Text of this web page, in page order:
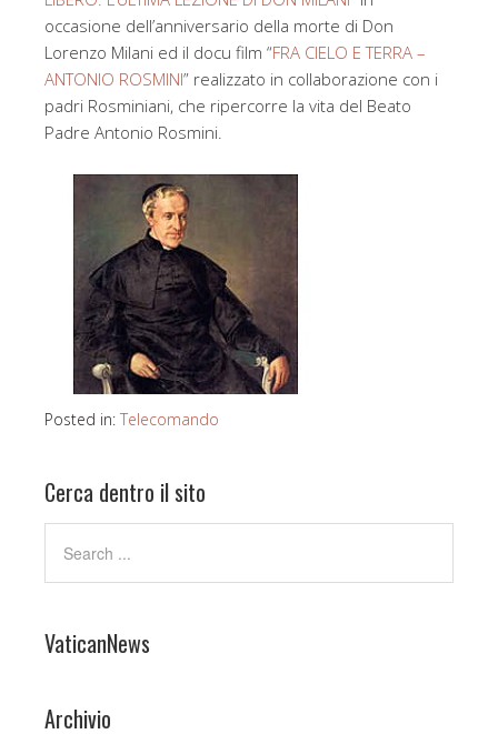
occasione dell’anniversario della morte di Don
Lorenzo Milani ed il docu film “FRA CIELO E TERRA –
ANTONIO ROSMINI” realizzato in collaborazione con i
padri Rosminiani, che ripercorre la vita del Beato
Padre Antonio Rosmini.
Posted in: Telecomando
Cerca dentro il sito
VaticanNews
Archivio